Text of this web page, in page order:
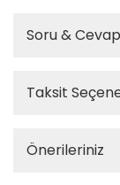
Soru & Cevap
Taksit
Önerileriniz